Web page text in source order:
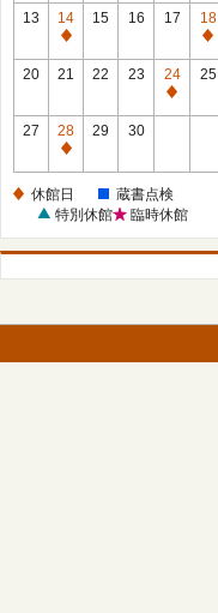
館
日
13
14
休
館
15 16 17
18
休
館
20 21 22 23
24
休
25
27
28
休
日
29 30
休館日
蔵書点検
特別休館
臨時休館